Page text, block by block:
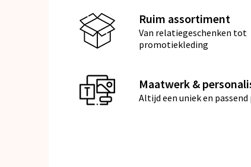
Ruim assortiment
Van relatiegeschenken tot
promotiekleding
Maatwerk &
Altijd een uniek en